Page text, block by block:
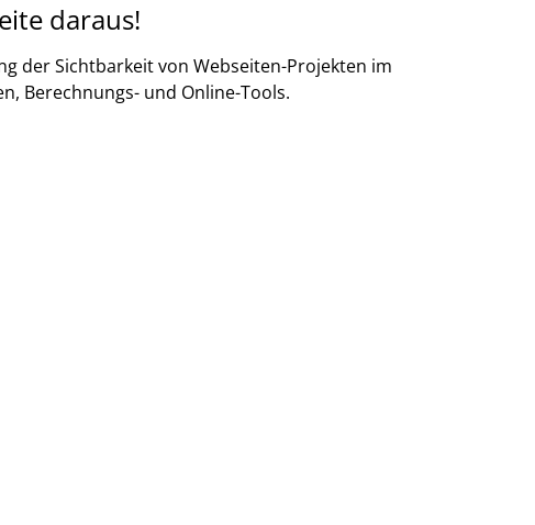
daraus!
der Sichtbarkeit von Webseiten-Projekten im
Berechnungs- und Online-Tools.